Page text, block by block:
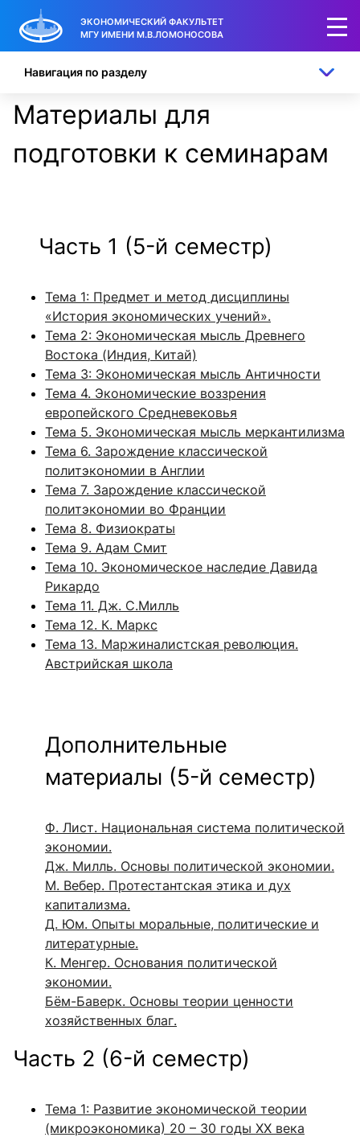
ЭКОНОМИЧЕСКИЙ ФАКУЛЬТЕТ
МГУ ИМЕНИ М.В.ЛОМОНОСОВА
Материалы для
подготовки к семинарам
Навигация по разделу
Часть 1 (5-й семестр)
Тема 1: Предмет и метод дисциплины
«История экономических учений».
Тема 2: Экономическая мысль Древнего
Востока (Индия, Китай)
Тема 3: Экономическая мысль Античности
Тема 4. Экономические воззрения
европейского Средневековья
Тема 5. Экономическая мысль меркантилизма
Тема 6. Зарождение классической
политэкономии в Англии
Тема 7. Зарождение классической
политэкономии во Франции
Тема 8. Физиократы
Тема 9. Адам Смит
Тема 10. Экономическое наследие Давида
Рикардо
Тема 11. Дж. С.Милль
Тема 12. К. Маркс
Тема 13. Маржиналистская революция.
Австрийская школа
Дополнительные
материалы (5-й семестр)
Ф. Лист. Национальная система политической
экономии.
Дж. Милль. Основы политической экономии.
М. Вебер. Протестантская этика и дух
капитализма.
Д. Юм. Опыты моральные, политические и
литературные.
К. Менгер. Основания политической
экономии.
Бём-Баверк. Основы теории ценности
хозяйственных благ.
Часть 2 (6-й семестр)
Тема 1: Развитие экономической теории
(микроэкономика) 20 – 30 годы ХХ века